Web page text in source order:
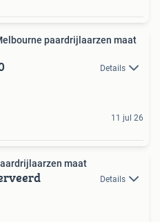
paardrijlaarzen maat
Details
11 jul 26
maat
Details